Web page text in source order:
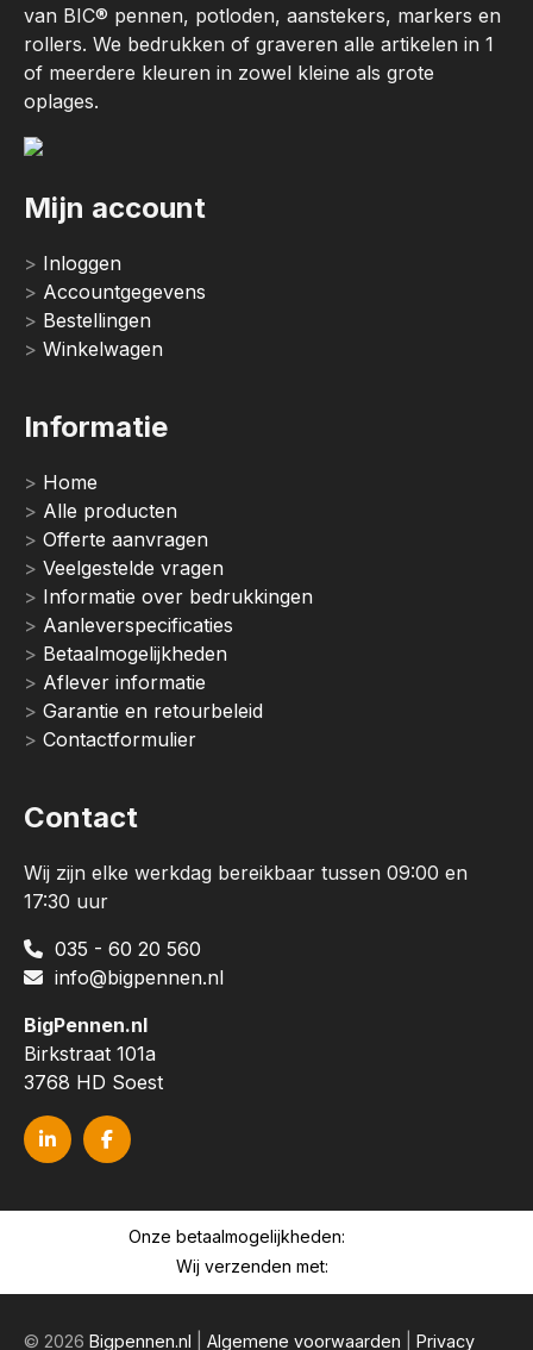
van BIC® pennen, potloden, aanstekers, markers en
rollers. We bedrukken of graveren alle artikelen in 1
of meerdere kleuren in zowel kleine als grote
oplages.
Mijn account
Inloggen
Accountgegevens
Bestellingen
Winkelwagen
Informatie
Home
Alle producten
Offerte aanvragen
Veelgestelde vragen
Informatie over bedrukkingen
Aanleverspecificaties
Betaalmogelijkheden
Aflever informatie
Garantie en retourbeleid
Contactformulier
Contact
Wij zijn elke werkdag bereikbaar tussen 09:00 en
17:30 uur
035 - 60 20 560
info@bigpennen.nl
BigPennen.nl
Birkstraat 101a
3768 HD Soest
Onze betaalmogelijkheden:
Wij verzenden met:
© 2026 Bigpennen.nl Algemene voorwaarden Privacy